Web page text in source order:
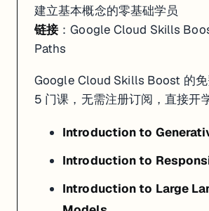
建立基本概念的零基础学员
链接：Google Cloud Skills
Paths
Google Cloud Skills Boost 的
5 门课，无需注册订阅，直接开
Introduction to
Introduction to
Introduction to Large